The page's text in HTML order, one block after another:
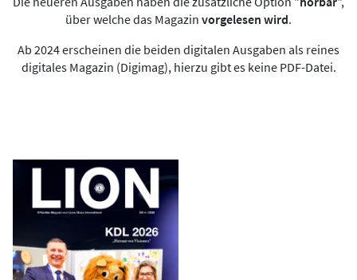
über welche das Magazin vorgelesen wird.
Ab 2024 erscheinen die beiden digitalen Ausgaben als reines
digitales Magazin (Digimag), hierzu gibt es keine PDF-Datei.